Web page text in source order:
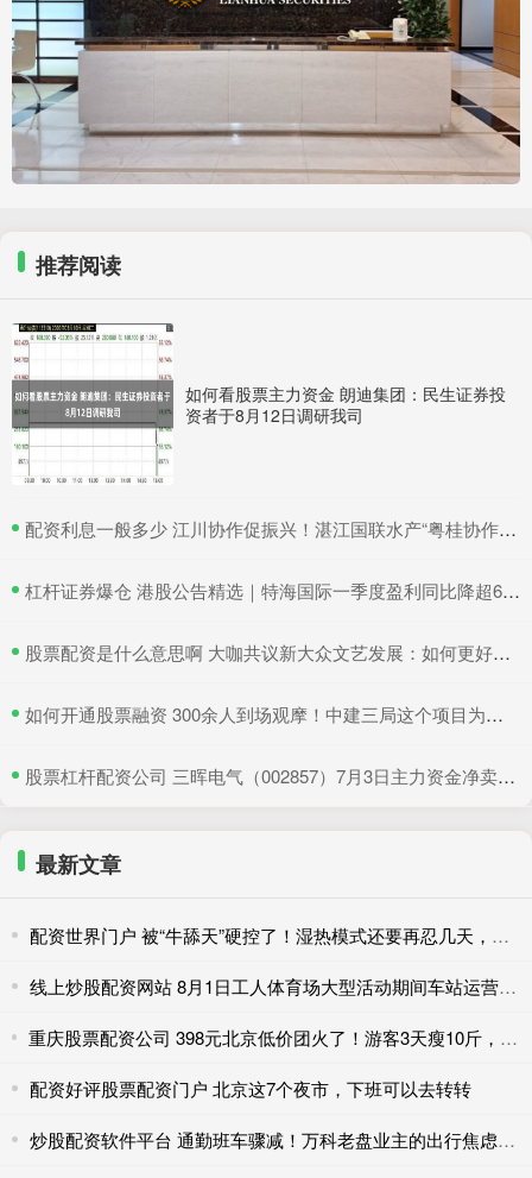
推荐阅读
如何看股票主力资金 朗迪集团：民生证券投
资者于8月12日调研我司
​配资利息一般多少 江川协作促振兴！湛江国联水产“粤桂协作帮扶车间”在吴川揭牌
​杠杆证券爆仓 港股公告精选｜特海国际一季度盈利同比降超6成 三一国际首季营收超66亿元
​股票配资是什么意思啊 大咖共议新大众文艺发展：如何更好地与时代同频共振
​如何开通股票融资 300余人到场观摩！中建三局这个项目为安全生产示范
​股票杠杆配资公司 三晖电气（002857）7月3日主力资金净卖出820.19万元
最新文章
配资世界门户 被“牛舔天”硬控了！湿热模式还要再忍几天，防暑必看
线上炒股配资网站 8月1日工人体育场大型活动期间车站运营措施调整
重庆股票配资公司 398元北京低价团火了！游客3天瘦10斤，网友吐槽二十年没变样
配资好评股票配资门户 北京这7个夜市，下班可以去转转
炒股配资软件平台 通勤班车骤减！万科老盘业主的出行焦虑待解……